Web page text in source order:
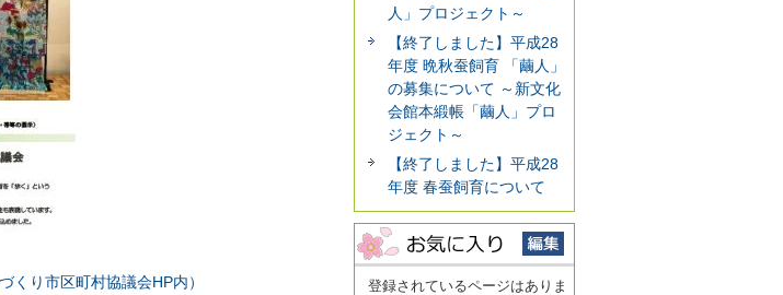
くり市区町村協議会HP内）
人」プロジェクト～
【終了しました】平成28
年度 晩秋蚕飼育 「繭人」
の募集について ～新文化
会館本緞帳「繭人」プロ
ジェクト～
【終了しました】平成28
年度 春蚕飼育について
登録されているページはありま